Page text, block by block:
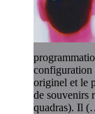
configuration
originel et le
de souvenirs
quadras). Il